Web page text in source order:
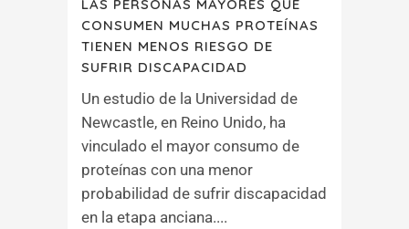
LAS PERSONAS MAYORES QUE
CONSUMEN MUCHAS PROTEÍNAS
TIENEN MENOS RIESGO DE
SUFRIR DISCAPACIDAD
Un estudio de la Universidad de
Newcastle, en Reino Unido, ha
vinculado el mayor consumo de
proteínas con una menor
probabilidad de sufrir discapacidad
en la etapa anciana....